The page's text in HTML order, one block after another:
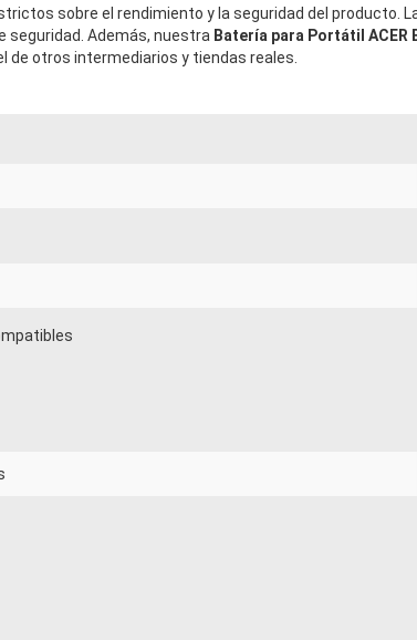
sobre el rendimiento y la seguridad del producto.
seguridad. Además, nuestra Batería para Portátil ACER
de otros intermediarios y tiendas reales.